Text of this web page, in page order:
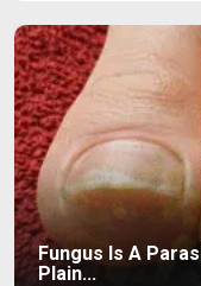
Fungus Is A
Plain...